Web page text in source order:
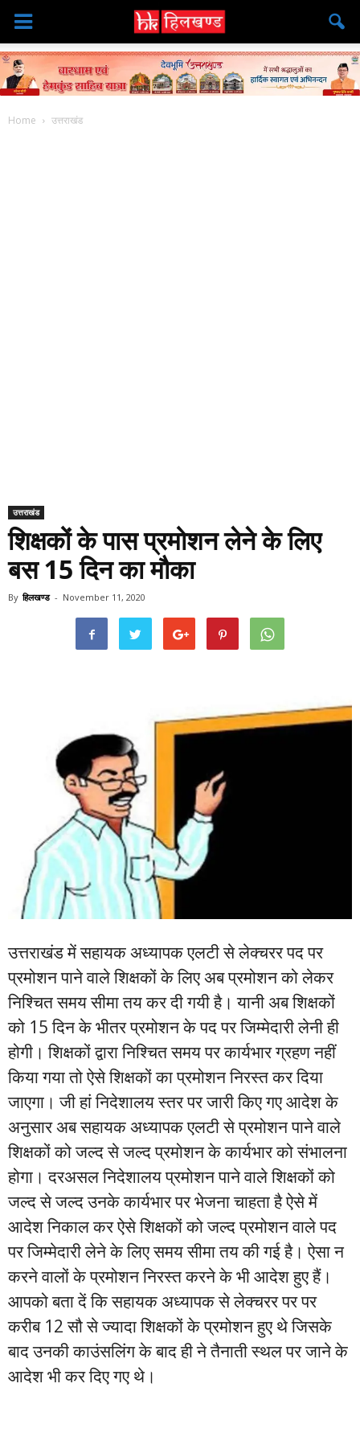
Home उत्तराखंड
उत्तराखंड
शिक्षकों के पास प्रमोशन लेने के लिए
बस 15 दिन का मौका
By हिलखण्ड - November 11, 2020
उत्तराखंड में सहायक अध्यापक एलटी से लेक्चरर पद पर
प्रमोशन पाने वाले शिक्षकों के लिए अब प्रमोशन को लेकर
निश्चित समय सीमा तय कर दी गयी है। यानी अब शिक्षकों
को 15 दिन के भीतर प्रमोशन के पद पर जिम्मेदारी लेनी ही
होगी। शिक्षकों द्वारा निश्चित समय पर कार्यभार ग्रहण नहीं
किया गया तो ऐसे शिक्षकों का प्रमोशन निरस्त कर दिया
जाएगा। जी हां निदेशालय स्तर पर जारी किए गए आदेश के
अनुसार अब सहायक अध्यापक एलटी से प्रमोशन पाने वाले
शिक्षकों को जल्द से जल्द प्रमोशन के कार्यभार को संभालना
होगा। दरअसल निदेशालय प्रमोशन पाने वाले शिक्षकों को
जल्द से जल्द उनके कार्यभार पर भेजना चाहता है ऐसे में
आदेश निकाल कर ऐसे शिक्षकों को जल्द प्रमोशन वाले पद
पर जिम्मेदारी लेने के लिए समय सीमा तय की गई है। ऐसा न
करने वालों के प्रमोशन निरस्त करने के भी आदेश हुए हैं।
आपको बता दें कि सहायक अध्यापक से लेक्चरर पर पर
करीब 12 सौ से ज्यादा शिक्षकों के प्रमोशन हुए थे जिसके
बाद उनकी काउंसलिंग के बाद ही ने तैनाती स्थल पर जाने के
आदेश भी कर दिए गए थे।